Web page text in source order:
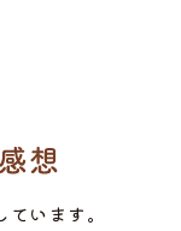
います。